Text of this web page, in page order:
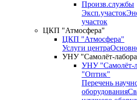
Произв.службы
Эксп.участок
участок
ЦКП "Атмосфера"
ЦКП "Атмосфера"
Услуги центра
УНУ "Самолёт-
УНУ "Самолёт-
"Оптик"
Перечень
оборудования